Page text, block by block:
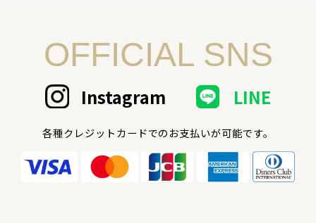
OFFICIAL SNS
Instagram LINE
各種クレジットカードでのお支払いが可能です。